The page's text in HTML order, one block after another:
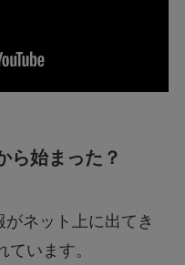
ら始まった？
がネット上に出てき
います。